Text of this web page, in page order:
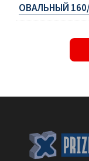
ОВАЛЬНЫЙ